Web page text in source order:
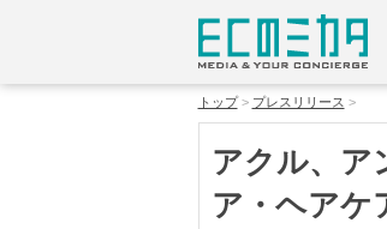
トップ プレスリリース
アクル、ア
ア・ヘアケ